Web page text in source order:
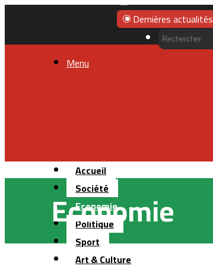
Dernières actualités
Menu
Accueil
Société
Economie
Politique
Sport
Art & Culture
Economie